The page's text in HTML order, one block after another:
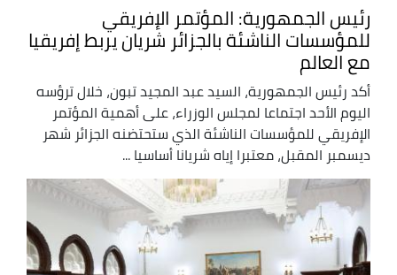
رئيس الجمهورية: المؤتمر الإفريقي
للمؤسسات الناشئة بالجزائر شريان يربط إفريقيا
مع العالم
أكد رئيس الجمهورية، السيد عبد المجيد تبون، خلال ترؤسه
اليوم الأحد اجتماعا لمجلس الوزراء، على أهمية المؤتمر
الإفريقي للمؤسسات الناشئة الذي ستحتضنه الجزائر شهر
ديسمبر المقبل، معتبرا إياه شريانا أساسيا ...